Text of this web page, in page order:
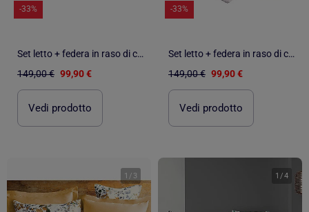
-33%
Set letto + federa in raso di cotone
149,00 € 99,90 €
Vedi prodotto
-33%
Set letto + federa in raso di cotone
149,00 € 99,90 €
Vedi prodotto
1 / 3 1 /4